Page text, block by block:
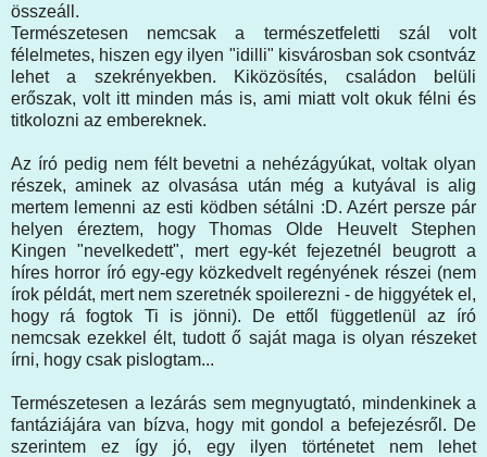
összeáll.
Természetesen nemcsak a természetfeletti szál volt
félelmetes, hiszen egy ilyen "idilli" kisvárosban sok csontváz
lehet a szekrényekben. Kiközösítés, családon belüli
erőszak, volt itt minden más is, ami miatt volt okuk félni és
titkolozni az embereknek.
Az író pedig nem félt bevetni a nehézágyúkat, voltak olyan
részek, aminek az olvasása után még a kutyával is alig
mertem lemenni az esti ködben sétálni :D. Azért persze pár
helyen éreztem, hogy Thomas Olde Heuvelt Stephen
Kingen "nevelkedett", mert egy-két fejezetnél beugrott a
híres horror író egy-egy közkedvelt regényének részei (nem
írok példát, mert nem szeretnék spoilerezni - de higgyétek el,
hogy rá fogtok Ti is jönni). De ettől függetlenül az író
nemcsak ezekkel élt, tudott ő saját maga is olyan részeket
írni, hogy csak pislogtam...
Természetesen a lezárás sem megnyugtató, mindenkinek a
fantáziájára van bízva, hogy mit gondol a befejezésről. De
szerintem ez így jó, egy ilyen történetet nem lehet